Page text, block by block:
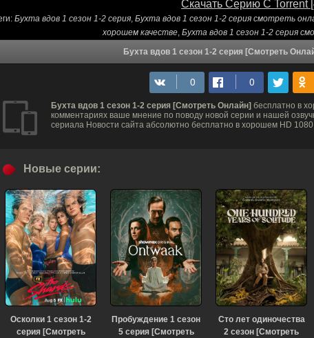
Скачать Серию С Torrent
Бухта вдов 1 сезон 1-2 серия, Бухта вдов 1 сезон 1-2 серия смотреть
хорошем качестве, Бухта вдов 1 сезон 1-2 серия
Бухта вдов 1 сезон 1-2 серия [Смотреть
Бухта вдов 1 сезон 1-2 серия [Смотреть Онлайн] бесплатно в
комментариях ваше мнение по поводу новой серии и нашей
сериала Новости сайта абсолютно бесплатно в хорошем HD 1080
Новые серии:
Осколки 1 сезон 1-2
серия [Смотреть
Пробуждение 1 сезон
5 серия [Смотреть
Сто лет одиночества
2 сезон [Смотреть